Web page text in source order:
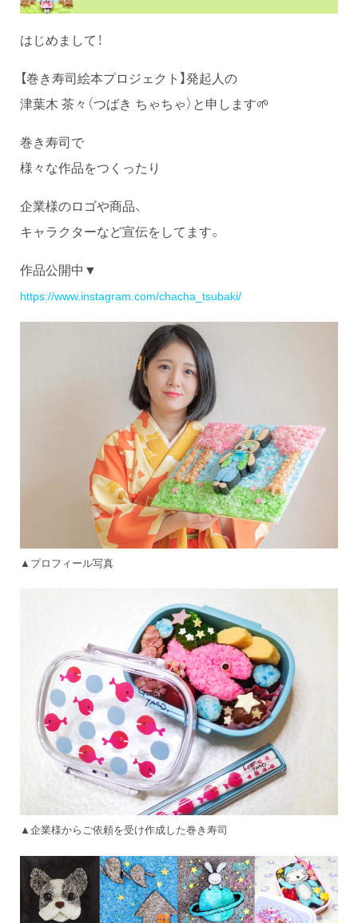
はじめまして！
【巻き寿司絵本プロジェクト】発起人の
津葉木 茶々（つばき ちゃちゃ）と申します🌱
巻き寿司で
様々な作品をつくったり
企業様のロゴや商品、
キャラクターなど宣伝をしてます。
作品公開中▼
https://www.instagram.com/chacha_tsubaki/
▲プロフィール写真
▲企業様からご依頼を受け作成した巻き寿司